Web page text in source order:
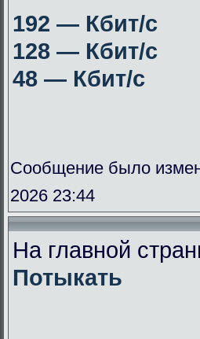
192 — Кбит/с
128 — Кбит/с
48 — Кбит/с
Сообщение было
2026 23:44
На главной
Потыкать